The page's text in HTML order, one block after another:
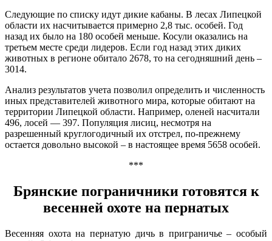
Следующие по списку идут дикие кабаны. В лесах Липецкой
области их насчитывается примерно 2,8 тыс. особей. Год
назад их было на 180 особей меньше. Косули оказались на
третьем месте среди лидеров. Если год назад этих диких
животных в регионе обитало 2678, то на сегодняшний день –
3014.
Анализ результатов учета позволил определить и численность
иных представителей животного мира, которые обитают на
территории Липецкой области. Например, оленей насчитали
496, лосей — 397. Популяция лисиц, несмотря на
разрешенный круглогодичный их отстрел, по-прежнему
остается довольно высокой – в настоящее время 5658 особей.
***
Брянские пограничники готовятся к
весенней охоте на пернатых
Весенняя охота на пернатую дичь в приграничье – особый